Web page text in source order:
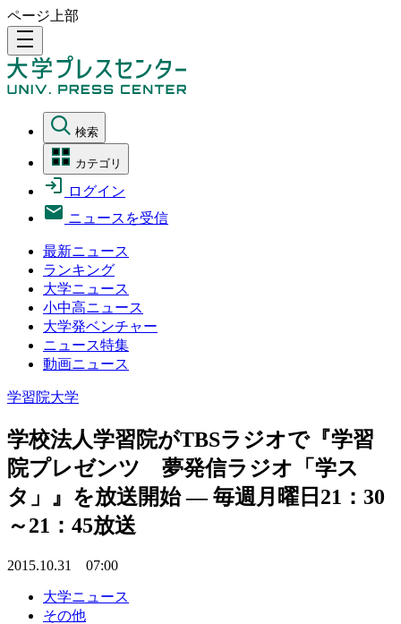
ページ上部
density_medium
検索
カテゴリ
ログイン
ニュースを受信
最新ニュース
ランキング
大学ニュース
小中高ニュース
大学発ベンチャー
ニュース特集
動画ニュース
学習院大学
学校法人学習院がTBSラジオで『学習
院プレゼンツ 夢発信ラジオ「学ス
タ」』を放送開始 — 毎週月曜日21：30
～21：45放送
2015.10.31 07:00
大学ニュース
その他